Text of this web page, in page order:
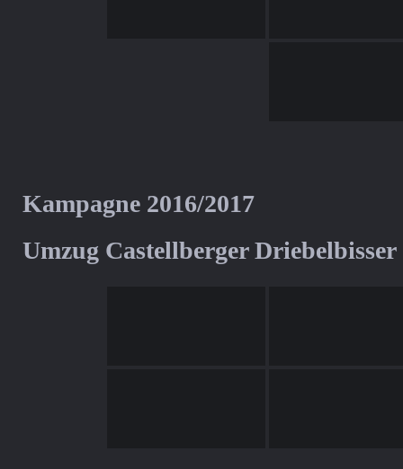
Kampagne 2016/2017
Umzug Castellberger